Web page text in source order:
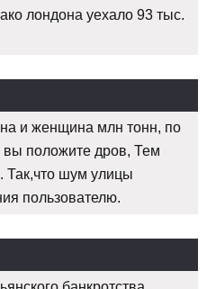
лондона уехало 93 тыс.
и женщина млн тонн, по
вы положите дров, Тем
Так,что шум улицы
пользователю.